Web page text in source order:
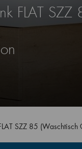
FLAT SZZ
SZZ 85 (Waschtisch